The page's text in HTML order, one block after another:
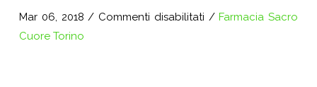
Mar 06, 2018 / Commenti disabilitatisu/Farmacia Sacro
Cuore Torino